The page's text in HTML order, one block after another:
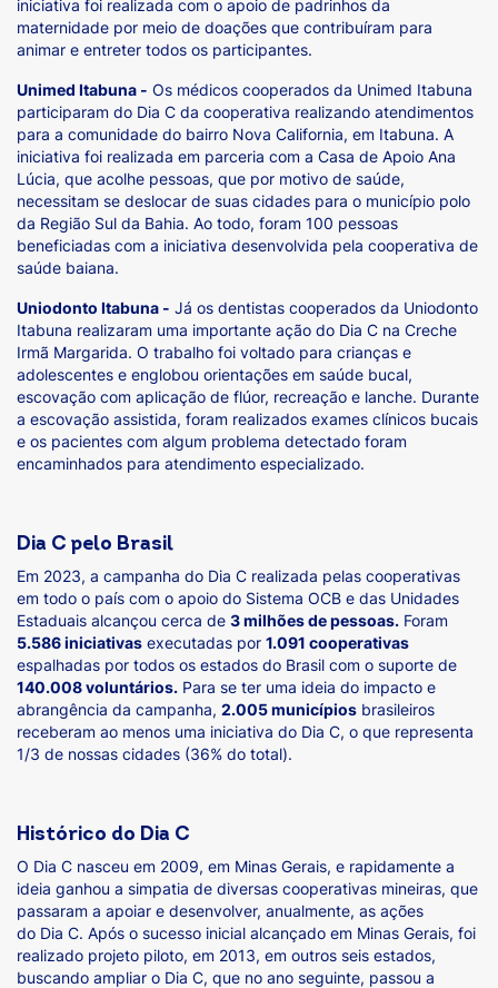
iniciativa foi realizada com o apoio de padrinhos da
maternidade por meio de doações que contribuíram para
animar e entreter todos os participantes.
Unimed Itabuna - Os médicos cooperados da Unimed Itabuna
participaram do Dia C da cooperativa realizando atendimentos
para a comunidade do bairro Nova California, em Itabuna. A
iniciativa foi realizada em parceria com a Casa de Apoio Ana
Lúcia, que acolhe pessoas, que por motivo de saúde,
necessitam se deslocar de suas cidades para o município polo
da Região Sul da Bahia. Ao todo, foram 100 pessoas
beneficiadas com a iniciativa desenvolvida pela cooperativa de
saúde baiana.
Uniodonto Itabuna - Já os dentistas cooperados da Uniodonto
Itabuna realizaram uma importante ação do Dia C na Creche
Irmã Margarida. O trabalho foi voltado para crianças e
adolescentes e englobou orientações em saúde bucal,
escovação com aplicação de flúor, recreação e lanche. Durante
a escovação assistida, foram realizados exames clínicos bucais
e os pacientes com algum problema detectado foram
encaminhados para atendimento especializado.
Dia C pelo Brasil
Em 2023, a campanha do Dia C realizada pelas cooperativas
em todo o país com o apoio do Sistema OCB e das Unidades
Estaduais alcançou cerca de 3 milhões de pessoas. Foram
5.586 iniciativas executadas por 1.091 cooperativas
espalhadas por todos os estados do Brasil com o suporte de
140.008 voluntários. Para se ter uma ideia do impacto e
abrangência da campanha, 2.005 municípios brasileiros
receberam ao menos uma iniciativa do Dia C, o que representa
1/3 de nossas cidades (36% do total).
Histórico do Dia C
O Dia C nasceu em 2009, em Minas Gerais, e rapidamente a
ideia ganhou a simpatia de diversas cooperativas mineiras, que
passaram a apoiar e desenvolver, anualmente, as ações
do Dia C. Após o sucesso inicial alcançado em Minas Gerais, foi
realizado projeto piloto, em 2013, em outros seis estados,
buscando ampliar o Dia C, que no ano seguinte, passou a